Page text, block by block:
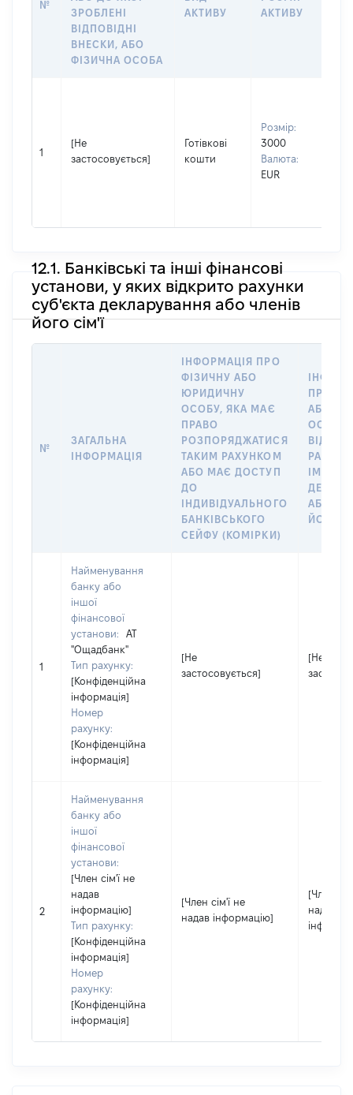
№
ЗРОБЛЕНІ
ВІДПОВІДНІ
ВНЕСКИ, АБО
ФІЗИЧНА ОСОБА
АКТИВУ
АКТИВУ
1
[Не
застосовується]
Готівкові
кошти
Розмір:
3000
Валюта:
EUR
12.1. Банківські та інші фінансові
установи, у яких відкрито рахунки
суб'єкта декларування або членів
його сім'ї
№
ЗАГАЛЬНА
ІНФОРМАЦІЯ
ІНФОРМАЦІЯ ПРО
ФІЗИЧНУ АБО
ЮРИДИЧНУ
ОСОБУ, ЯКА МАЄ
ПРАВО
РОЗПОРЯДЖАТИСЯ
ТАКИМ РАХУНКОМ
АБО МАЄ ДОСТУП
ДО
ІНДИВІДУАЛЬНОГО
БАНКІВСЬКОГО
СЕЙФУ (КОМІРКИ)
ПРО
АБО
ОСОБУ,
ІМ’Я
АБО
ЙОГО
1
Найменування
банку або
іншої
фінансової
установи:
АТ
"Ощадбанк"
Тип рахунку:
[Конфіденційна
інформація]
Номер
рахунку:
[Конфіденційна
інформація]
[Не
застосовується]
[Не
2
Найменування
банку або
іншої
фінансової
установи:
[Член сім'ї не
надав
інформацію]
Тип рахунку:
[Конфіденційна
інформація]
Номер
рахунку:
[Конфіденційна
інформація]
[Член сім'ї не
надав інформацію]
[Член
надав